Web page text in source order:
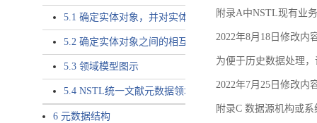
5.1 确定实体对象，并对实体对象命名
5.2 确定实体对象之间的相互关系，定义实体对象之间的
5.3 领域模型图示
5.4 NSTL统一文献元数据领域模型的验证
6 元数据结构
附录A中NSTL现有业
2022年8月18日修改内
为便于历史数据处理
2022年7月25日修改内
附录C 数据源机构或